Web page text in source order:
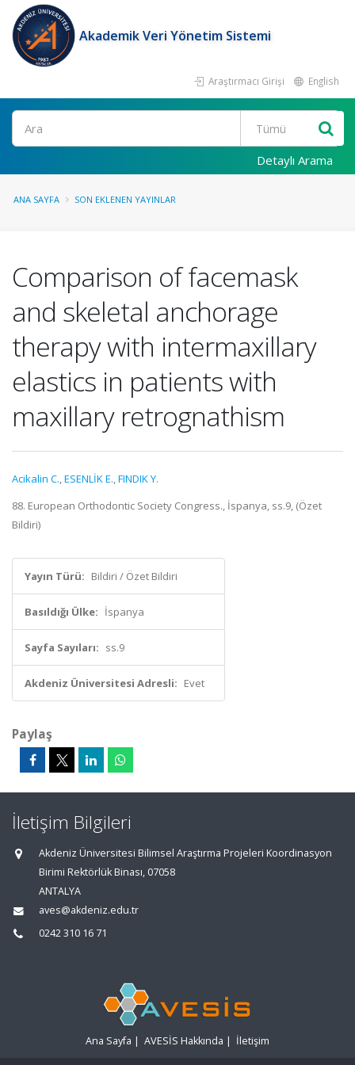
Akademik Veri Yönetim Sistemi
Araştırmacı Girişi English
Ara
Detaylı Arama
ANA SAYFA SON EKLENEN YAYINLAR
Comparison of facemask
and skeletal anchorage
therapy with intermaxillary
elastics in patients with
maxillary retrognathism
Acikalin C.,ESENLİK E.,FINDIK Y.
88. European Orthodontic Society Congress., İspanya, ss.9, (Özet
Bildiri)
Yayın Türü: Bildiri / Özet Bildiri
Basıldığı Ülke: İspanya
Sayfa Sayıları: ss.9
Akdeniz Üniversitesi Adresli: Evet
Paylaş
İletişim Bilgileri
Akdeniz Üniversitesi Bilimsel Araştırma Projeleri Koordinasyon
Birimi Rektörlük Binası, 07058
ANTALYA
aves@akdeniz.edu.tr
0242 310 16 71
Ana Sayfa | AVESİS Hakkında | İletişim